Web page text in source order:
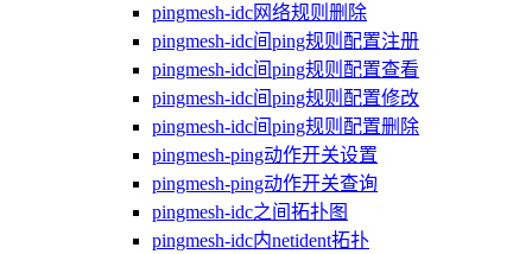
pingmesh-idc网络规则删除
pingmesh-idc间ping规则配置注册
pingmesh-idc间ping规则配置查看
pingmesh-idc间ping规则配置修改
pingmesh-idc间ping规则配置删除
pingmesh-ping动作开关设置
pingmesh-ping动作开关查询
pingmesh-idc之间拓扑图
pingmesh-idc内netident拓扑